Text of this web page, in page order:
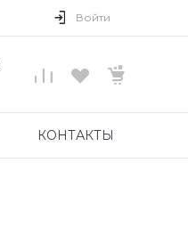
Войти
КОНТАКТЫ